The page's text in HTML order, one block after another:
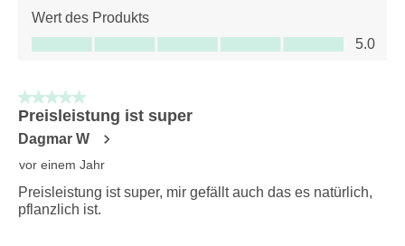
Wert des Produkts
Wert des Produkts, 5.0 von 5
5.0
5 von 5 Sternen.
Preisleistung ist super
Dagmar W
vor einem Jahr
Preisleistung ist super, mir gefällt auch das es natürlich,
pflanzlich ist.